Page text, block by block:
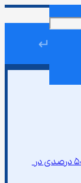
↵
اهمیت هدایت تحصیلی و عبور از مرز ۵۰ درصدی در